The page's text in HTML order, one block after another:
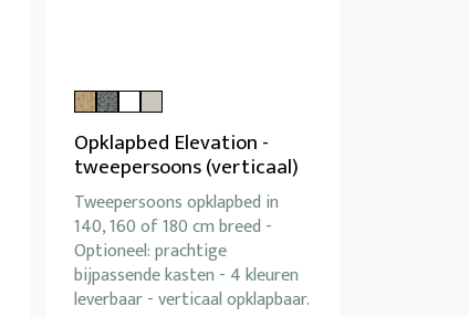
Opklapbed Elevation -
tweepersoons (verticaal)
Tweepersoons opklapbed in
140, 160 of 180 cm breed -
Optioneel: prachtige
bijpassende kasten - 4 kleuren
leverbaar - verticaal opklapbaar.